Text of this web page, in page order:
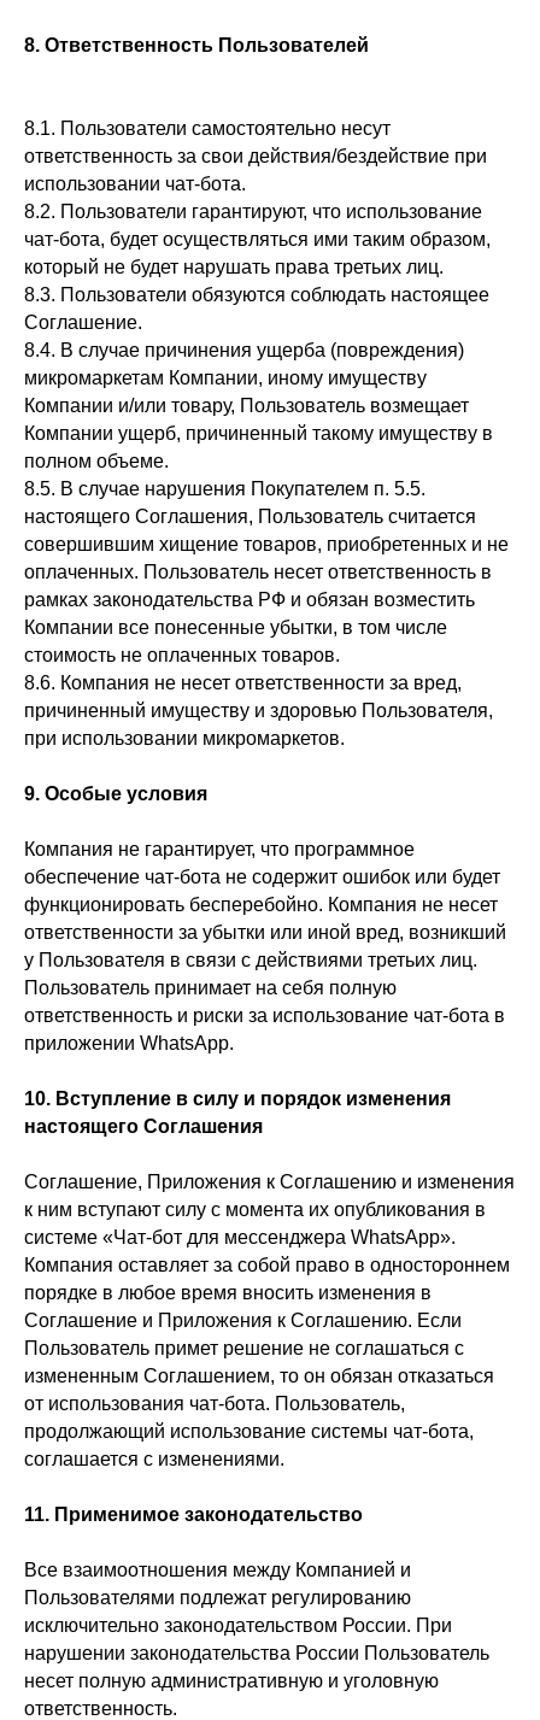
8. Ответственность Пользователей
8.1. Пользователи самостоятельно несут
ответственность за свои действия/бездействие при
использовании чат-бота.
8.2. Пользователи гарантируют, что использование
чат-бота, будет осуществляться ими таким образом,
который не будет нарушать права третьих лиц.
8.3. Пользователи обязуются соблюдать настоящее
Соглашение.
8.4. В случае причинения ущерба (повреждения)
микромаркетам Компании, иному имуществу
Компании и/или товару, Пользователь возмещает
Компании ущерб, причиненный такому имуществу в
полном объеме.
8.5. В случае нарушения Покупателем п. 5.5.
настоящего Соглашения, Пользователь считается
совершившим хищение товаров, приобретенных и не
оплаченных. Пользователь несет ответственность в
рамках законодательства РФ и обязан возместить
Компании все понесенные убытки, в том числе
стоимость не оплаченных товаров.
8.6. Компания не несет ответственности за вред,
причиненный имуществу и здоровью Пользователя,
при использовании микромаркетов.
9. Особые условия
Компания не гарантирует, что программное
обеспечение чат-бота не содержит ошибок или будет
функционировать бесперебойно. Компания не несет
ответственности за убытки или иной вред, возникший
у Пользователя в связи с действиями третьих лиц.
Пользователь принимает на себя полную
ответственность и риски за использование чат-бота в
приложении WhatsApp.
10. Вступление в силу и порядок изменения
настоящего Соглашения
Соглашение, Приложения к Соглашению и изменения
к ним вступают силу с момента их опубликования в
системе «Чат-бот для мессенджера WhatsApp».
Компания оставляет за собой право в одностороннем
порядке в любое время вносить изменения в
Соглашение и Приложения к Соглашению. Если
Пользователь примет решение не соглашаться с
измененным Соглашением, то он обязан отказаться
от использования чат-бота. Пользователь,
продолжающий использование системы чат-бота,
соглашается с изменениями.
11. Применимое законодательство
Все взаимоотношения между Компанией и
Пользователями подлежат регулированию
исключительно законодательством России. При
нарушении законодательства России Пользователь
несет полную административную и уголовную
ответственность.